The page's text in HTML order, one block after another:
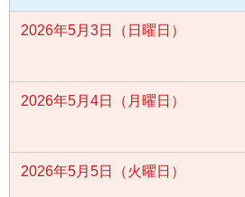
2026年5月3日（日曜日）
2026年5月4日（月曜日）
2026年5月5日（火曜日）